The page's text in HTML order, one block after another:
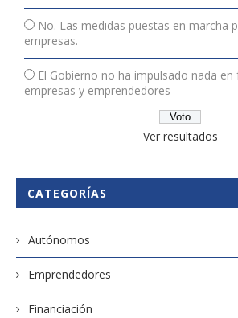
No. Las medidas puestas en marcha
empresas.
El Gobierno no ha impulsado nada en
empresas y emprendedores
Ver resultados
CATEGORÍAS
Autónomos
Emprendedores
Financiación